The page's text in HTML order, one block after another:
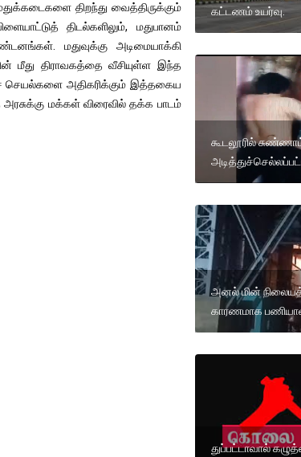
திறந்து வைத்திருக்கும்
திடல்களிலும், மதுபானம்
மதுவுக்கு அடிமையாக்கி
மீது திராவகத்தை வீசியுள்ள இந்த
செயல்களை அதிகரிக்கும் இத்தகைய
மக்கள் விரைவில் தக்க பாடம்
கட்டணம் உயர்வு.
கூடலூரில்
அனல் மின்
காரணமாக
துப்பட்டாவால்